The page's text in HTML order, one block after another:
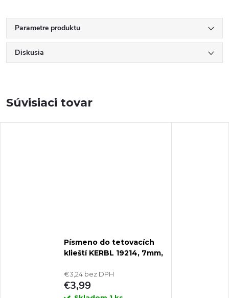
Parametre produktu
Diskusia
Súvisiaci tovar
Písmeno do tetovacích
klieští KERBL 19214, 7mm,
€3,24 bez DPH
€3,99